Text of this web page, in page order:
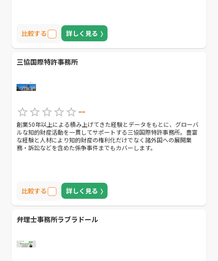
比較する 詳しく見る
三協国際特許事務所
--
創業50年以上による積み上げてきた経験とデータをもとに、グローバ
ルな知的財産活動を一貫してサポートする三協国際特許事務所。豊富
な経験と人材により知的財産の権利化だけでなく諸外国への展開業
務・訴訟などを含めた係争事件までもカバーします。
比較する 詳しく見る
弁理士事務所ラブラドール